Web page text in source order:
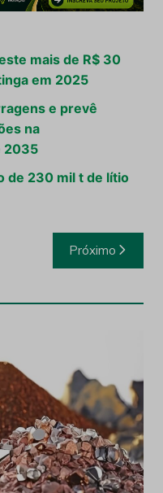
mais de R$ 30
em 2025
e prevê
na
2035
de 230 mil t de lítio
Próximo